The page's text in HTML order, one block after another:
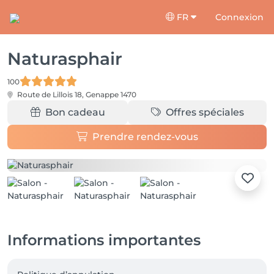
FR Connexion
Naturasphair
100
Route de Lillois 18, Genappe 1470
Bon cadeau Offres spéciales
Prendre rendez-vous
Informations importantes